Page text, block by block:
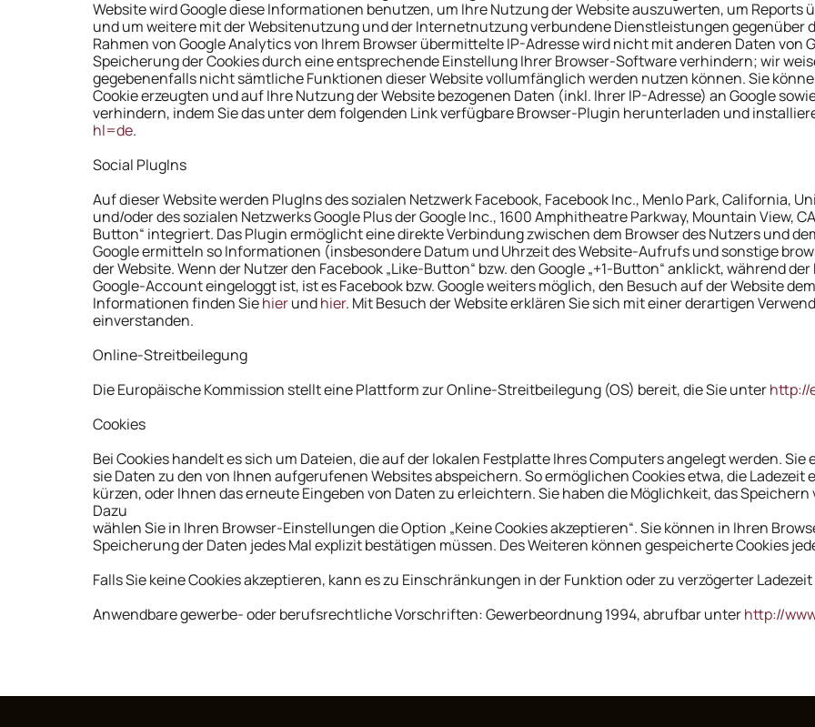
Website wird Google diese Informationen benutzen, um Ihre Nutzung der Website auszuwerten, um
und um weitere mit der Websitenutzung und der Internetnutzung verbundene Dienstleistungen gegenüber
Rahmen von Google Analytics von Ihrem Browser übermittelte IP-Adresse wird nicht mit anderen Daten von
Speicherung der Cookies durch eine entsprechende Einstellung Ihrer Browser-Software verhindern; wir
gegebenenfalls nicht sämtliche Funktionen dieser Website vollumfänglich werden nutzen können. Sie
Cookie erzeugten und auf Ihre Nutzung der Website bezogenen Daten (inkl. Ihrer IP-Adresse) an Google
verhindern, indem Sie das unter dem folgenden Link verfügbare Browser-Plugin herunterladen und
hl=de.
Social PlugIns
Auf dieser Website werden PlugIns des sozialen Netzwerk Facebook, Facebook Inc., Menlo Park, California,
und/oder des sozialen Netzwerks Google Plus der Google Inc., 1600 Amphitheatre Parkway, Mountain View,
Button“ integriert. Das Plugin ermöglicht eine direkte Verbindung zwischen dem Browser des Nutzers und
Google ermitteln so Informationen (insbesondere Datum und Uhrzeit des Website-Aufrufs und sonstige
der Website. Wenn der Nutzer den Facebook „Like-Button“ bzw. den Google „+1-Button“ anklickt, während
Google-Account eingeloggt ist, ist es Facebook bzw. Google weiters möglich, den Besuch auf der Website
Informationen finden Siehierundhier. Mit Besuch der Website erklären Sie sich mit einer derartigen
einverstanden.
Online-Streitbeilegung
Die Europäische Kommission stellt eine Plattform zur Online-Streitbeilegung (OS) bereit, die Sie unterhttp://
Cookies
Bei Cookies handelt es sich um Dateien, die auf der lokalen Festplatte Ihres Computers angelegt werden.
sie Daten zu den von Ihnen aufgerufenen Websites abspeichern. So ermöglichen Cookies etwa, die
kürzen, oder Ihnen das erneute Eingeben von Daten zu erleichtern. Sie haben die Möglichkeit, das
Dazu
wählen Sie in Ihren Browser-Einstellungen die Option „Keine Cookies akzeptieren“. Sie können in Ihren
Speicherung der Daten jedes Mal explizit bestätigen müssen. Des Weiteren können gespeicherte Cookies
Falls Sie keine Cookies akzeptieren, kann es zu Einschränkungen in der Funktion oder zu verzögerter
Anwendbare gewerbe- oder berufsrechtliche Vorschriften: Gewerbeordnung 1994, abrufbar unterhttp://